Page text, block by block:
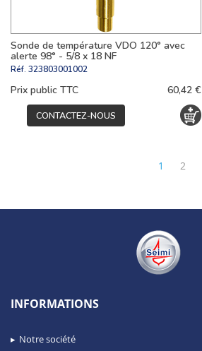
Sonde de température VDO 120° avec
alerte 98° - 5/8 x 18 NF
Réf. 323803001002
Prix public TTC 60,42 €
CONTACTEZ-NOUS
1 2
INFORMATIONS
Notre société